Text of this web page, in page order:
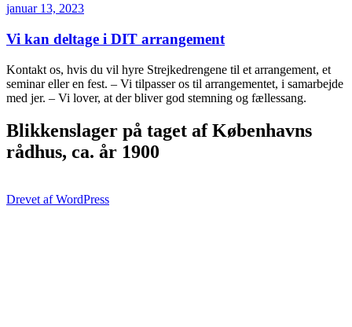
Udgivet
januar 13, 2023
Vi kan deltage i DIT arrangement
Kontakt os, hvis du vil hyre Strejkedrengene til et arrangement, et
seminar eller en fest. – Vi tilpasser os til arrangementet, i samarbejde
med jer. – Vi lover, at der bliver god stemning og fællessang.
Blikkenslager på taget af Københavns
rådhus, ca. år 1900
Drevet af WordPress